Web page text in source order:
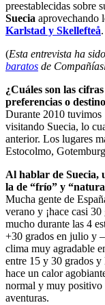
preestablecidas sobre
Suecia aprovechando
Karlstad y Skellefteå.
(Esta entrevista ha
baratos de
¿Cuáles son las
preferencias o
Durante 2010 tuvimos
visitando Suecia, lo
anterior. Los lugares
Estocolmo,
Al hablar de Suecia,
la de “frío” y
Mucha gente de
verano y ¡hace casi
mucho durante las 4
+30 grados en julio y
clima muy agradable
entre 15 y 30 grados y
hace un calor
normal y muy positivo
aventuras.